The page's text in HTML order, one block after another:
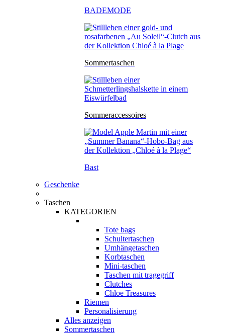
BADEMODE
Sommertaschen
Sommeraccessoires
Bast
Geschenke
Taschen
KATEGORIEN
Tote bags
Schultertaschen
Umhängetaschen
Korbtaschen
Mini-taschen
Taschen mit tragegriff
Clutches
Chloe Treasures
Riemen
Personalisierung
Alles anzeigen
Sommertaschen